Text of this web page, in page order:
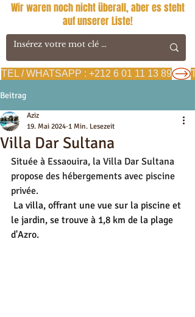
TEL / WHATSAPP : +212 6 01 11 13 89
Wir waren noch nicht überall, aber es steht
auf unserer Liste!
Beitrag
Villa Dar Sultana
Aziz
19. Mai 2024 1 Min. Lesezeit
Située à Essaouira, la Villa Dar Sultana
propose des hébergements avec piscine
privée.
La villa, offrant une vue sur la piscine et
le jardin, se trouve à 1,8 km de la plage
d'Azro.